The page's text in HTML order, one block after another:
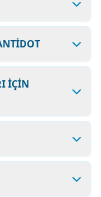
İÇİN